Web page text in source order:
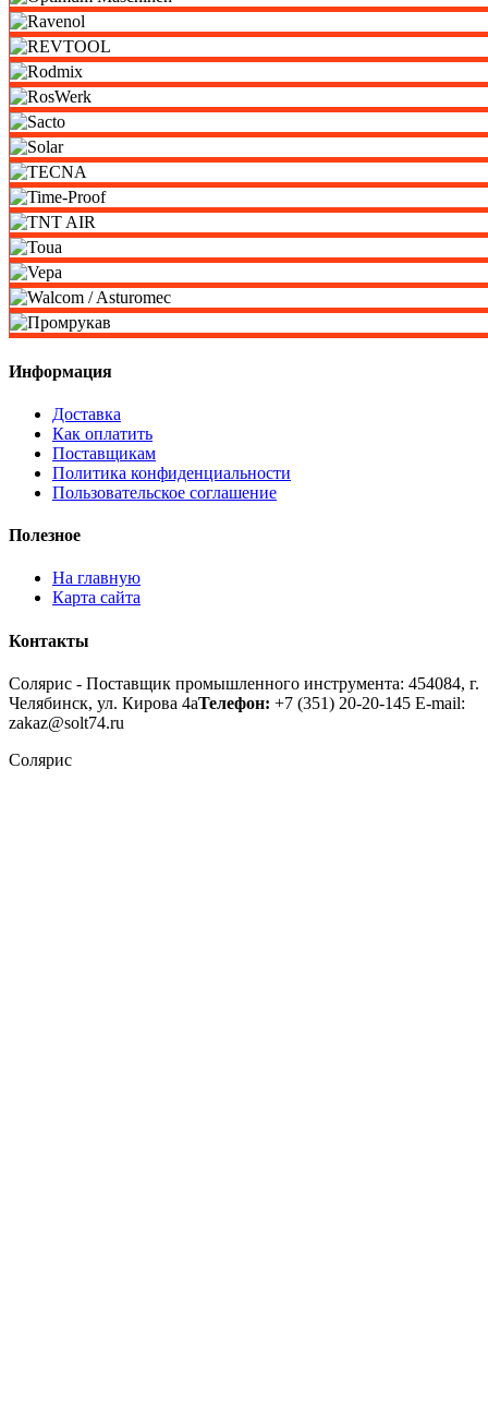
Информация
Доставка
Как оплатить
Поставщикам
Политика конфиденциальности
Пользовательское соглашение
Полезное
На главную
Карта сайта
Контакты
Солярис - Поставщик промышленного инструмента: 454084, г.
Челябинск, ул. Кирова 4аТелефон: +7 (351) 20-20-145 E-mail:
zakaz@solt74.ru
Солярис